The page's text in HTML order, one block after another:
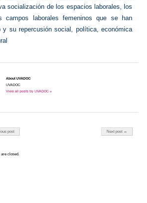
socialización de los espacios laborales, los
campos laborales femeninos que se han
y su repercusión social, política, económica
About UVADOC
UVADOC
View all posts by UVADOC »
post Next post →
closed.